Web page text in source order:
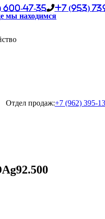
600-47-35 +7 (953)
мы находимся
Отдел продаж:+7 (962) 395-